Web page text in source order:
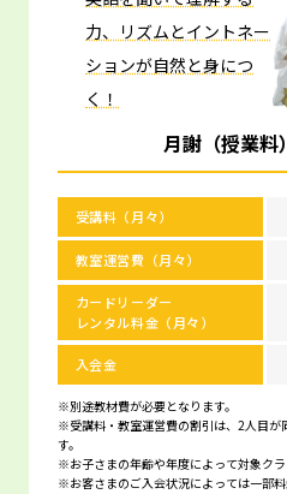
力、リズムとイントネー
ションが自然と身につ
く！
月謝（授業料
受講料（月々）
教室運営費（月々）
カードリーダー
レンタル料金（月々）
入会金
※別途教材費が必要となります。
※受講料・教室運営費の割引は、2人目が
す。
※お子さまの年齢や年度によって対象クラ
※お客さまのご入会状況によっては一部料